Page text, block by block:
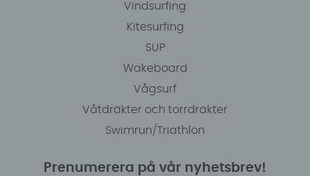
Vindsurfing
Kitesurfing
SUP
Wakeboard
Vågsurf
Våtdräkter och torrdräkter
Swimrun/Triathlon
Prenumerera på vår nyhetsbrev!